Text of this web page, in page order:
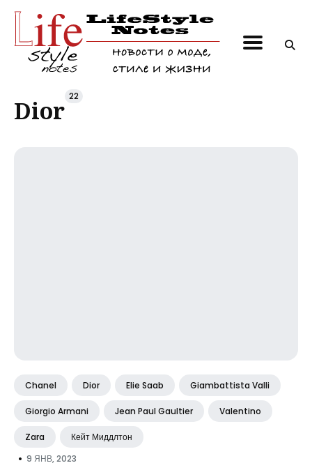
Поиск
блогу
Dior 22
Chanel Dior Elie Saab Giambattista Valli
Giorgio Armani Jean Paul Gaultier Valentino
Zara Кейт Миддлтон
• 9 ЯНВ, 2023